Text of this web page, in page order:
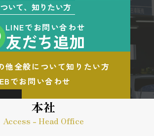
いて、知りたい方
LINEでお問い合わせ
友だち追加
他全般について知りたい方
でお問い合わせ
本社
Access - Head Office